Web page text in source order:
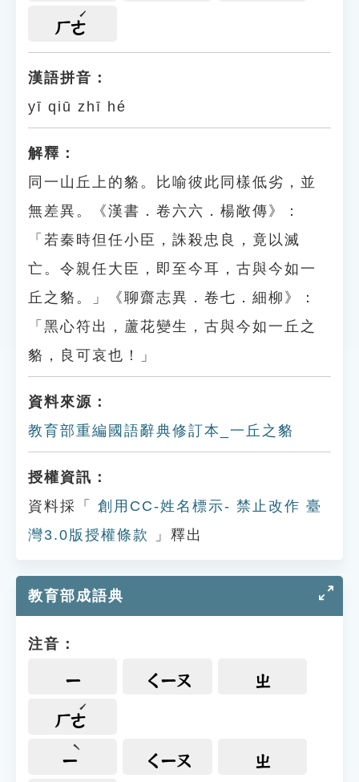
ㄏㄜ
漢語拼音：
yī qiū zhī hé
解釋：
同一山丘上的貉。比喻彼此同樣低劣，並
無差異。《漢書．卷六六．楊敞傳》：
「若秦時但任小臣，誅殺忠良，竟以滅
亡。令親任大臣，即至今耳，古與今如一
丘之貉。」《聊齋志異．卷七．細柳》：
「黑心符出，蘆花變生，古與今如一丘之
貉，良可哀也！」
資料來源：
教育部重編國語辭典修訂本_一丘之貉
授權資訊：
資料採「
創用CC-姓名標示- 禁止改作 臺
灣3.0版授權條款
」釋出
教育部成語典
注音：
ㄧ ㄑㄧㄡ ㄓ
ㄏㄜ
ㄧ ㄑㄧㄡ ㄓ